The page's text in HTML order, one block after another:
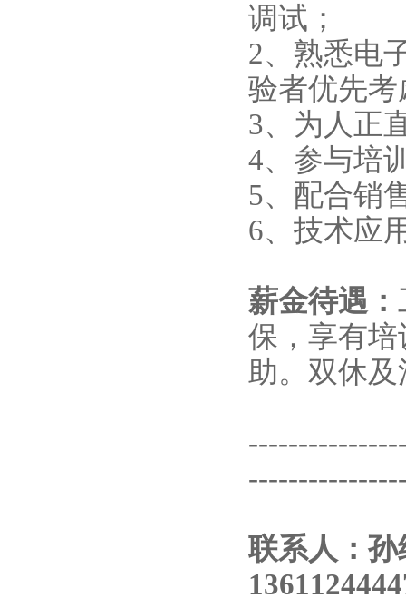
调试；
2、熟悉电
验者优先考
3、为人正
4、参与培
5、配合销
6、技术应
薪金待遇：
保，享有
助。双休
联系人：